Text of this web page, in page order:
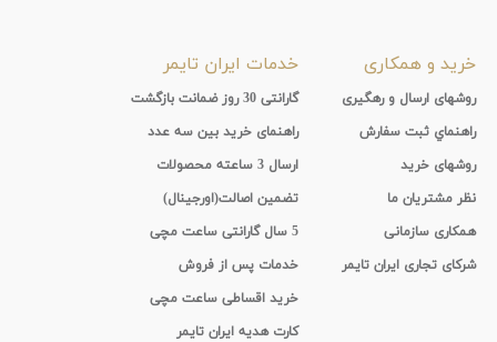
خرید و همکاری
روشهای ارسال و رهگیری
راهنماي ثبت سفارش
روشهای خرید
نظر مشتریان ما
همکاری سازمانی
شرکای تجاری ایران تایمر
خدمات ایران تایمر
گارانتی 30 روز ضمانت بازگشت
راهنمای خرید بین سه عدد
ارسال 3 ساعته محصولات
تضمین اصالت(اورجینال)
5 سال گارانتی ساعت مچی
خدمات پس از فروش
خرید اقساطی ساعت مچی
کارت هدیه ایران تایمر